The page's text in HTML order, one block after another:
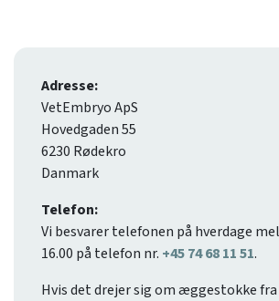
Adresse:
VetEmbryo ApS
Hovedgaden 55
6230 Rødekro
Danmark
Telefon:
Vi besvarer telefonen på hverdage
16.00 på telefon nr. +45 74 68 11 51.
Hvis det drejer sig om æggestokke